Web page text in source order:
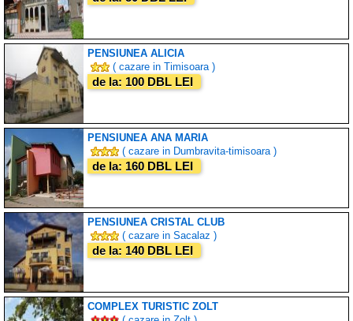
PENSIUNEA ALICIA
( cazare in Timisoara )
de la: 100 DBL LEI
PENSIUNEA ANA MARIA
( cazare in Dumbravita-timisoara )
de la: 160 DBL LEI
PENSIUNEA CRISTAL CLUB
( cazare in Sacalaz )
de la: 140 DBL LEI
COMPLEX TURISTIC ZOLT